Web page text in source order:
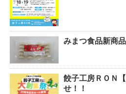
みまつ食品新商
餃子工房ＲＯＮ
せ！！